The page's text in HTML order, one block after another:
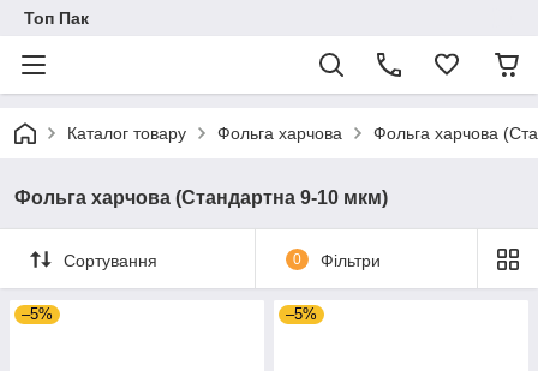
Топ Пак
Каталог товару Фольга харчова Фольга харчова
Фольга харчова (Стандартна 9-10 мкм)
Сортування 0 Фільтри
–5% –5%